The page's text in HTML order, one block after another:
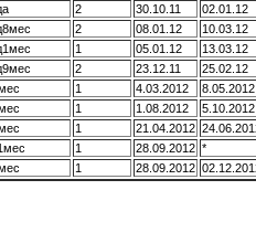
2 30.10.11
02.01.12
2 08.01.12
10.03.12
1 05.01.12
13.03.12
2 23.12.11
25.02.12
1 4.03.2012
8.05.2012
1 1.08.2012
5.10.2012
1 21.04.2012
1 28.09.2012 *
1 28.09.2012